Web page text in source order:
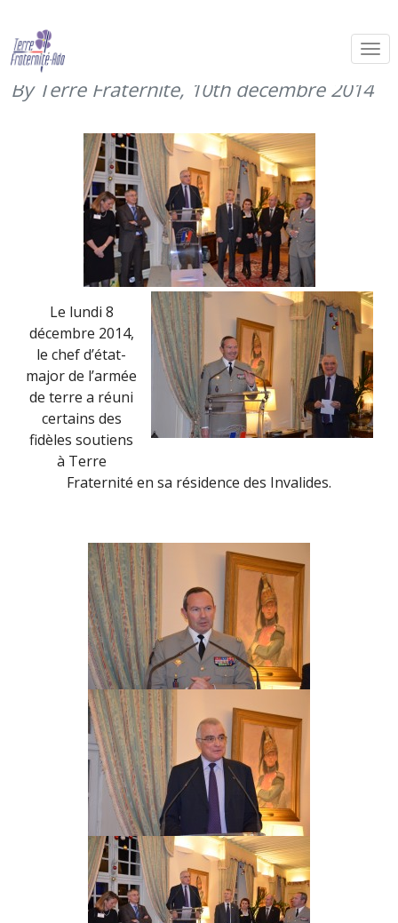
Cocktail Terre Fraternité chez le
CEMAT (8 décembre 2014)
By Terre Fraternité, 10th décembre 2014
Le lundi 8
décembre 2014,
le chef d’état-
major de l’armée
de terre a réuni
certains des
fidèles soutiens
à Terre
Fraternité en sa résidence des Invalides.